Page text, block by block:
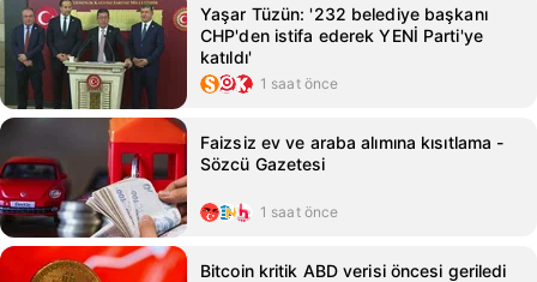
Yaşar Tüzün: '232 belediye başkanı
CHP'den istifa ederek YENİ Parti'ye
katıldı'
1 saat önce
Faizsiz ev ve araba alımına kısıtlama -
Sözcü Gazetesi
1 saat önce
Bitcoin kritik ABD verisi öncesi geriledi